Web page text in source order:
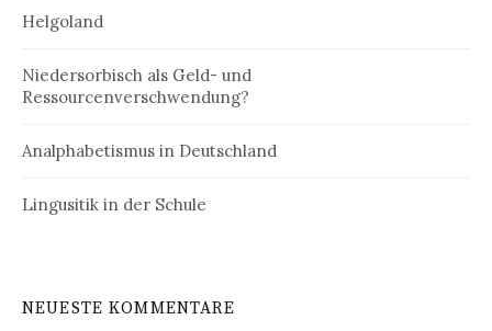
Helgoland
Niedersorbisch als Geld- und
Ressourcenverschwendung?
Analphabetismus in Deutschland
Lingusitik in der Schule
NEUESTE KOMMENTARE